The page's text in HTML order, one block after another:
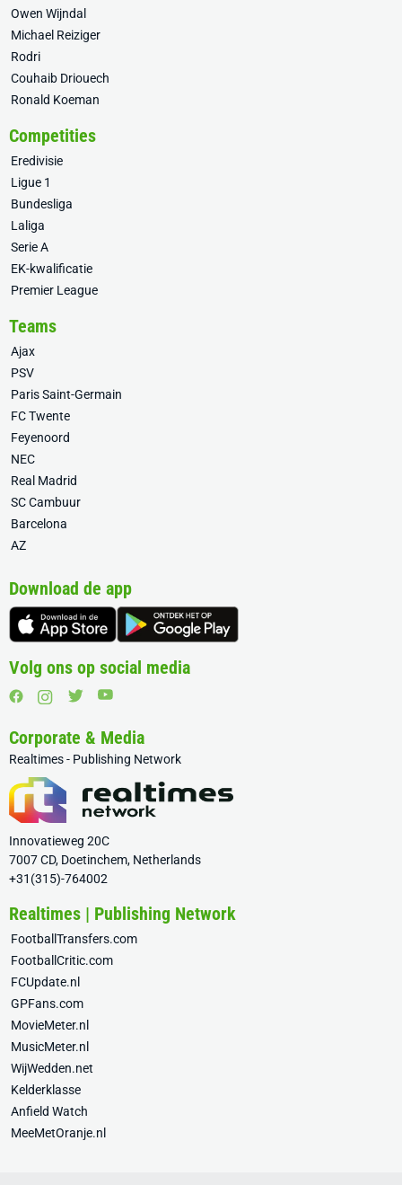
Owen Wijndal
Michael Reiziger
Rodri
Couhaib Driouech
Ronald Koeman
Competities
Eredivisie
Ligue 1
Bundesliga
Laliga
Serie A
EK-kwalificatie
Premier League
Teams
Ajax
PSV
Paris Saint-Germain
FC Twente
Feyenoord
NEC
Real Madrid
SC Cambuur
Barcelona
AZ
Download de app
Volg ons op social media
Corporate & Media
Realtimes - Publishing Network
Innovatieweg 20C
7007 CD, Doetinchem, Netherlands
+31(315)-764002
Realtimes | Publishing Network
FootballTransfers.com
FootballCritic.com
FCUpdate.nl
GPFans.com
MovieMeter.nl
MusicMeter.nl
WijWedden.net
Kelderklasse
Anfield Watch
MeeMetOranje.nl